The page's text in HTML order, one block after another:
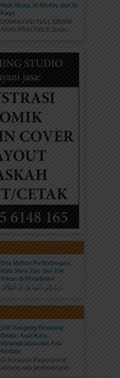
Nabi Musa, Si Miskin, dan Si
Kaya
DOWNLOAD FULL EBOOK
ANAK PRINTABLE Suatu...
Doa Mohon Perlindungan:
Kuis Seru Tips dan Trik
Aman di Perjalanan
رَبِّ إِنِّي أَعُوذُ بِكَ أَنْ أَسْأَلَكَ...
100 Dongeng Binatang
Dunia: Asal Kata
Minangkabau dan Adu
Kerbau
Di Kerajaan Pagaruyung
sedang ada pertandingan...